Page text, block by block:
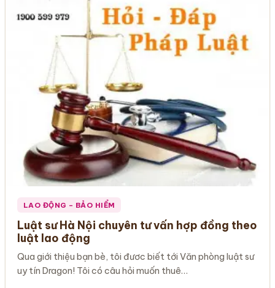
LAO ĐỘNG – BẢO HIỂM
Luật sư Hà Nội chuyên tư vấn hợp đồng theo
luật lao động
Qua giới thiệu bạn bè, tôi đươc biết tới Văn phòng luật sư
uy tín Dragon! Tôi có câu hỏi muốn thuê…